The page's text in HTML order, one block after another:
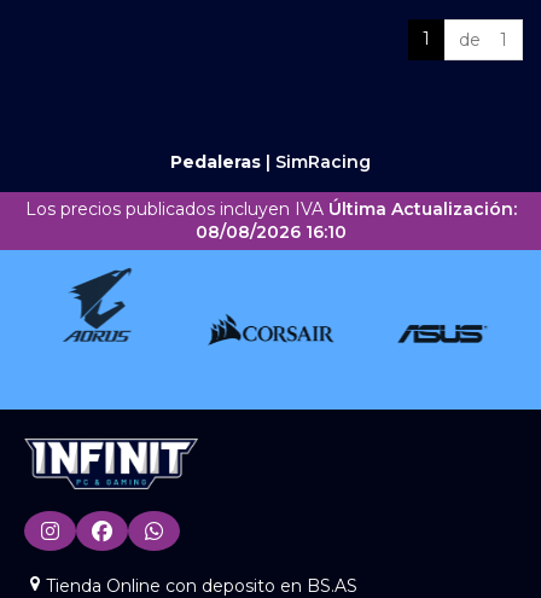
1 de 1
Pedaleras | SimRacing
Los precios publicados incluyen IVA Última Actualización:
08/08/2026 16:10
Tienda Online con deposito en BS.AS